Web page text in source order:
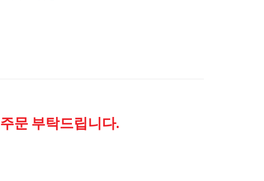
문 부탁드립니다.